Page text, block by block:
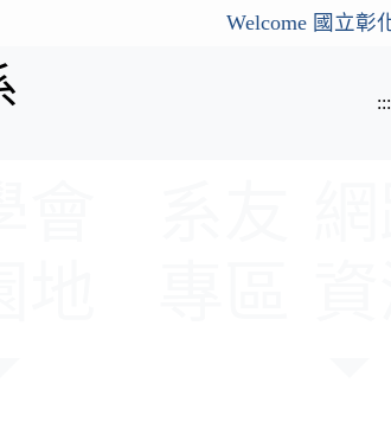
Welcome 國立彰化師範
:::